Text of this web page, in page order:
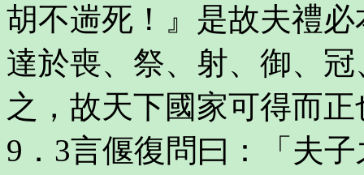
胡不遄死！』是故夫禮
達於喪、祭、射、御、
之，故天下國家可得而
9．3言偃復問曰：「夫